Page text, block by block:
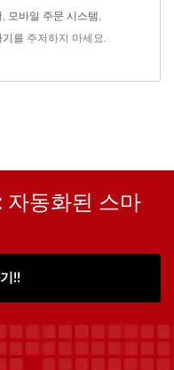
모바일 주문 시스템
를 주저하지 마세요.
자동화된 스마
!!